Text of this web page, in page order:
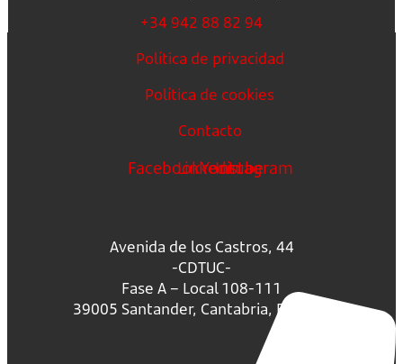
+34 942 88 82 94
Política de privacidad
Política de cookies
Contacto
FacebookLinkedin
Youtube
Instagram
Avenida de los Castros, 44
-CDTUC-
Fase A – Local 108-111
39005 Santander, Cantabria, España.